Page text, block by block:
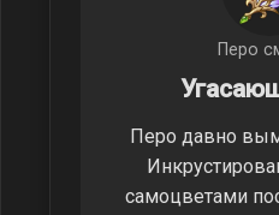
Перо
Перо давно
самоцветами